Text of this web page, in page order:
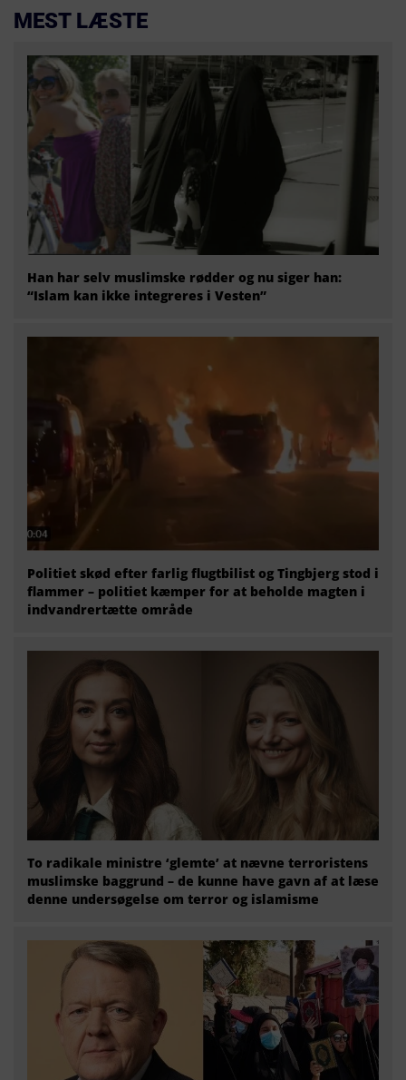
MEST LÆSTE
Han har selv muslimske rødder og nu siger han:
“Islam kan ikke integreres i Vesten”
Politiet skød efter farlig flugtbilist og Tingbjerg stod i
flammer – politiet kæmper for at beholde magten i
indvandrertætte område
To radikale ministre ‘glemte’ at nævne terroristens
muslimske baggrund – de kunne have gavn af at læse
denne undersøgelse om terror og islamisme